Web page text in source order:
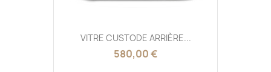
VITRE CUSTODE ARRIÈRE...
580,00 €